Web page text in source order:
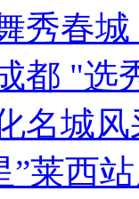
秀春
都 "选
名城
”莱西